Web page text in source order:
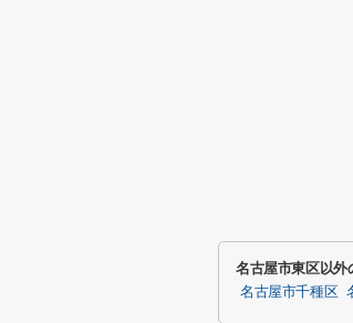
名古屋市東区以外
名古屋市千種区